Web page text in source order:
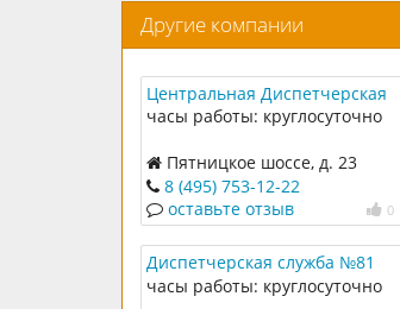
Другие компании
Центральная Диспетчерская
служба
часы работы: круглосуточно
Пятницкое шоссе, д. 23
8 (495) 753-12-22
0
оставьте отзыв
Диспетчерская служба №81
часы работы: круглосуточно